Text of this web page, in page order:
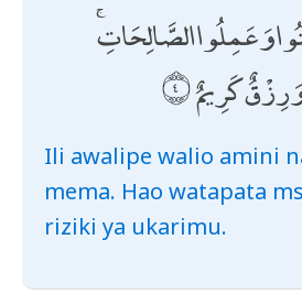
وَعَمِلُوا الصَّالِحَاتِ
كَرِيمٌ
Ili awalipe walio amini
mema. Hao watapata
riziki ya ukarimu.